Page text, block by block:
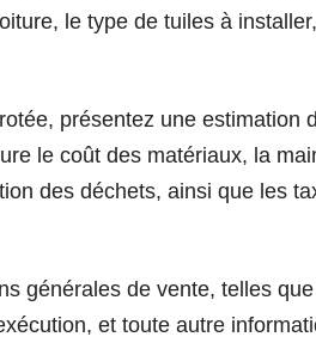
le type de tuiles à
présentez une estimation
le coût des matériaux, la
des déchets, ainsi que les
générales de vente, telles
et toute autre